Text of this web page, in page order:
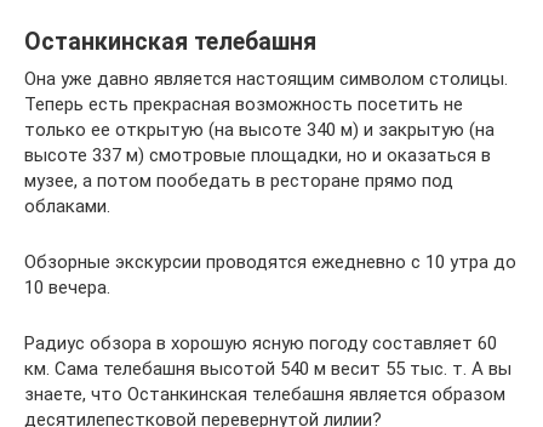
Останкинская телебашня
Она уже давно является настоящим символом столицы.
Теперь есть прекрасная возможность посетить не
только ее открытую (на высоте 340 м) и закрытую (на
высоте 337 м) смотровые площадки, но и оказаться в
музее, а потом пообедать в ресторане прямо под
облаками.
Обзорные экскурсии проводятся ежедневно с 10 утра до
10 вечера.
Радиус обзора в хорошую ясную погоду составляет 60
км. Сама телебашня высотой 540 м весит 55 тыс. т. А вы
знаете, что Останкинская телебашня является образом
десятилепестковой перевернутой лилии?